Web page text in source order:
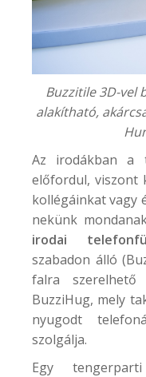
Buzzitile 3D-vel
alakítható,
Az irodákban a
előfordul, viszont
kollégáinkat vagy
nekünk
irodai
szabadon álló (
falra
BuzziHug, mely
nyugodt
szolgálja.
Egy